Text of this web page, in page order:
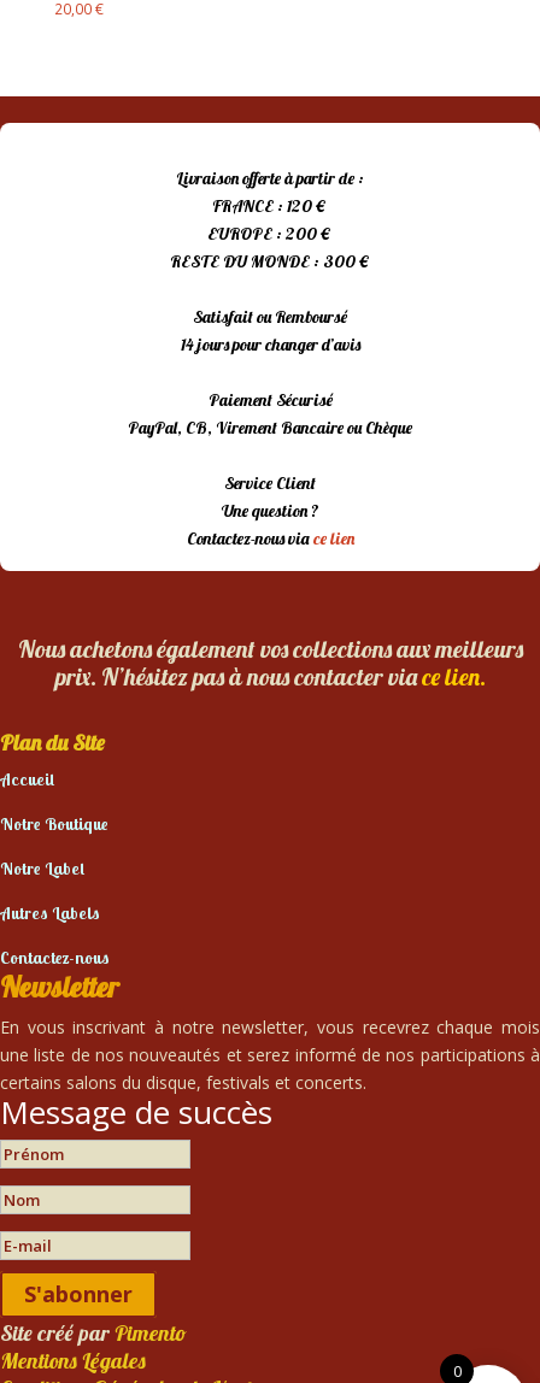
20,00€
Livraison offerte à partir de :
FRANCE : 120 €
EUROPE : 200 €
RESTE DU MONDE : 300 €
Satisfait ou Remboursé
14 jours pour changer d’avis
Paiement Sécurisé
PayPal, CB, Virement Bancaire ou Chèque
Service Client
Une question ?
Contactez-nous viace lien
Nous achetons également vos collections aux meilleurs
prix. N’hésitez pas à nous contacter viace lien.
Plan du Site
Accueil
Notre Boutique
Notre Label
Autres Labels
Contactez-nous
Newsletter
En vous inscrivant à notre newsletter, vous recevrez chaque mois
une liste de nos nouveautés et serez informé de nos participations à
certains salons du disque, festivals et concerts.
Message de succès
S'abonner
Site créé parPimento
Mentions Légales
0